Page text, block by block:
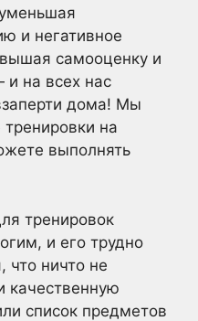
и негативное
самооценку и
и на всех нас
дома! Мы
на
выполнять
тренировок
и его трудно
что ничто не
качественную
список предметов